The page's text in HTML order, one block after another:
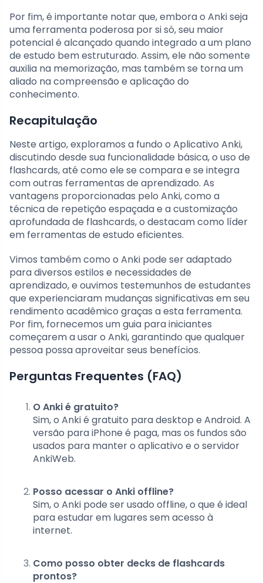
Por fim, é importante notar que, embora o Anki seja
uma ferramenta poderosa por si só, seu maior
potencial é alcançado quando integrado a um plano
de estudo bem estruturado. Assim, ele não somente
auxilia na memorização, mas também se torna um
aliado na compreensão e aplicação do
conhecimento.
Recapitulação
Neste artigo, exploramos a fundo o Aplicativo Anki,
discutindo desde sua funcionalidade básica, o uso de
flashcards, até como ele se compara e se integra
com outras ferramentas de aprendizado. As
vantagens proporcionadas pelo Anki, como a
técnica de repetição espaçada e a customização
aprofundada de flashcards, o destacam como líder
em ferramentas de estudo eficientes.
Vimos também como o Anki pode ser adaptado
para diversos estilos e necessidades de
aprendizado, e ouvimos testemunhos de estudantes
que experienciaram mudanças significativas em seu
rendimento acadêmico graças a esta ferramenta.
Por fim, fornecemos um guia para iniciantes
começarem a usar o Anki, garantindo que qualquer
pessoa possa aproveitar seus benefícios.
Perguntas Frequentes (FAQ)
O Anki é gratuito?
Sim, o Anki é gratuito para desktop e Android. A
versão para iPhone é paga, mas os fundos são
usados para manter o aplicativo e o servidor
AnkiWeb.
Posso acessar o Anki offline?
Sim, o Anki pode ser usado offline, o que é ideal
para estudar em lugares sem acesso à
internet.
Como posso obter decks de flashcards
prontos?